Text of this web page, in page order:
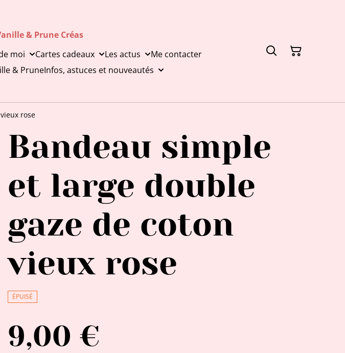
& Prune Créas
moi Cartes cadeaux Les actus
Me contacter
& PruneInfos, astuces et nouveautés
rose
Bandeau simple
et large double
gaze de coton
vieux rose
ÉPUISÉ
9,00 €